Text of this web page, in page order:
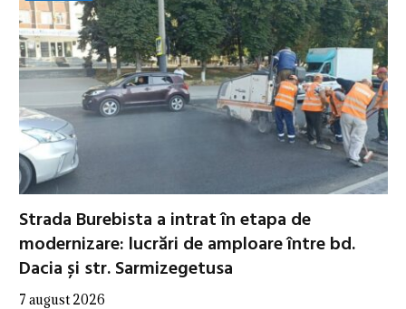
Strada Burebista a intrat în etapa de
modernizare: lucrări de amploare între bd.
Dacia și str. Sarmizegetusa
7 august 2026